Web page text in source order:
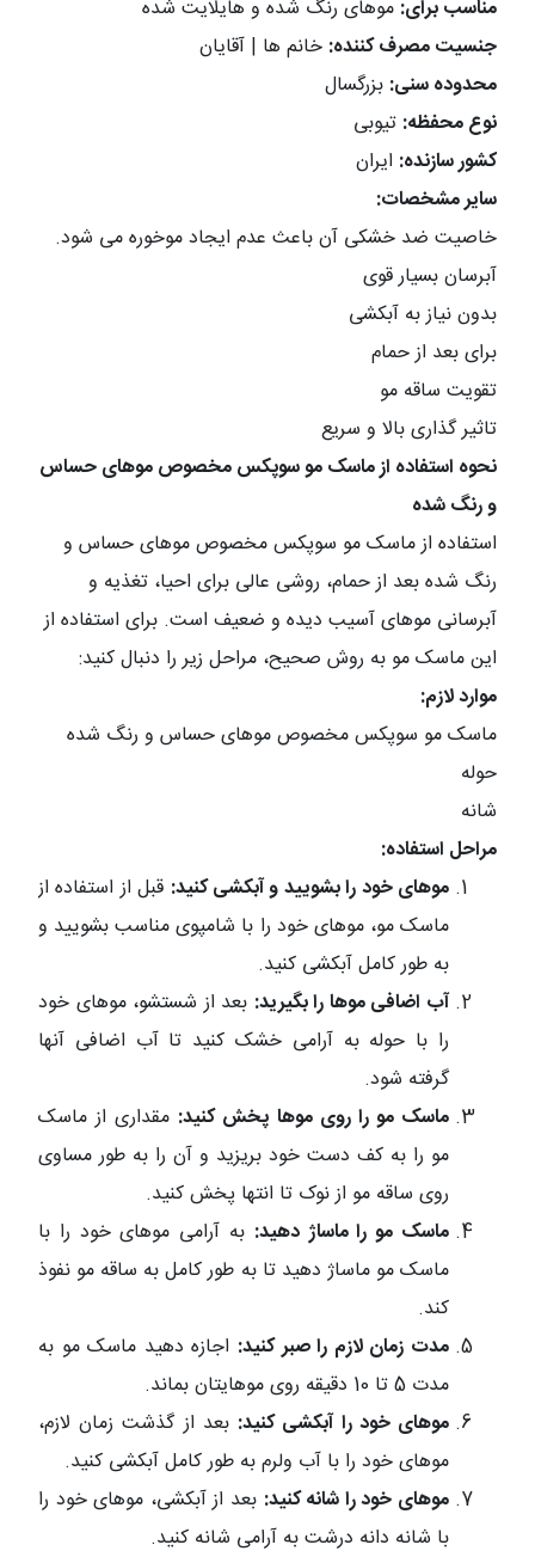
مناسب برای: موهای رنگ شده و هایلایت شده
جنسیت مصرف کننده: خانم ها | آقایان
محدوده سنی: بزرگسال
نوع محفظه: تیوبی
کشور سازنده: ایران
سایر مشخصات:
خاصیت ضد خشکی آن باعث عدم ایجاد موخوره می شود.
آبرسان بسیار قوی
بدون نیاز به آبکشی
برای بعد از حمام
تقویت ساقه مو
تاثیر گذاری بالا و سریع
نحوه استفاده از ماسک مو سوپکس مخصوص موهای حساس
و رنگ شده
استفاده از ماسک مو سوپکس مخصوص موهای حساس و
رنگ شده بعد از حمام، روشی عالی برای احیا، تغذیه و
آبرسانی موهای آسیب دیده و ضعیف است. برای استفاده از
این ماسک مو به روش صحیح، مراحل زیر را دنبال کنید:
موارد لازم:
ماسک مو سوپکس مخصوص موهای حساس و رنگ شده
حوله
شانه
مراحل استفاده:
موهای خود را بشویید و آبکشی کنید: قبل از استفاده از
ماسک مو، موهای خود را با شامپوی مناسب بشویید و
به طور کامل آبکشی کنید.
آب اضافی موها را بگیرید: بعد از شستشو، موهای خود
را با حوله به آرامی خشک کنید تا آب اضافی آنها
گرفته شود.
ماسک مو را روی موها پخش کنید: مقداری از ماسک
مو را به کف دست خود بریزید و آن را به طور مساوی
روی ساقه مو از نوک تا انتها پخش کنید.
ماسک مو را ماساژ دهید: به آرامی موهای خود را با
ماسک مو ماساژ دهید تا به طور کامل به ساقه مو نفوذ
کند.
مدت زمان لازم را صبر کنید: اجازه دهید ماسک مو به
مدت 5 تا 10 دقیقه روی موهایتان بماند.
موهای خود را آبکشی کنید: بعد از گذشت زمان لازم،
موهای خود را با آب ولرم به طور کامل آبکشی کنید.
موهای خود را شانه کنید: بعد از آبکشی، موهای خود را
با شانه دانه درشت به آرامی شانه کنید.